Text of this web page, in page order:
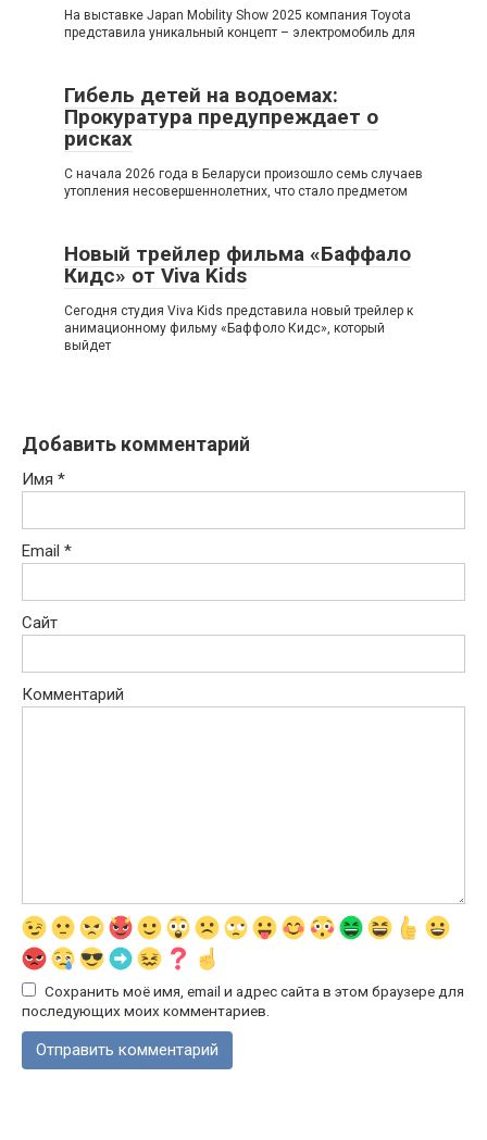
На выставке Japan Mobility Show 2025 компания Toyota
представила уникальный концепт – электромобиль для
Гибель детей на водоемах:
Прокуратура предупреждает о
рисках
С начала 2026 года в Беларуси произошло семь случаев
утопления несовершеннолетних, что стало предметом
Новый трейлер фильма «Баффало
Кидс» от Viva Kids
Сегодня студия Viva Kids представила новый трейлер к
анимационному фильму «Баффоло Кидс», который
выйдет
Добавить комментарий
Имя *
Email *
Сайт
Комментарий
Сохранить моё имя, email и адрес сайта в этом браузере для
последующих моих комментариев.